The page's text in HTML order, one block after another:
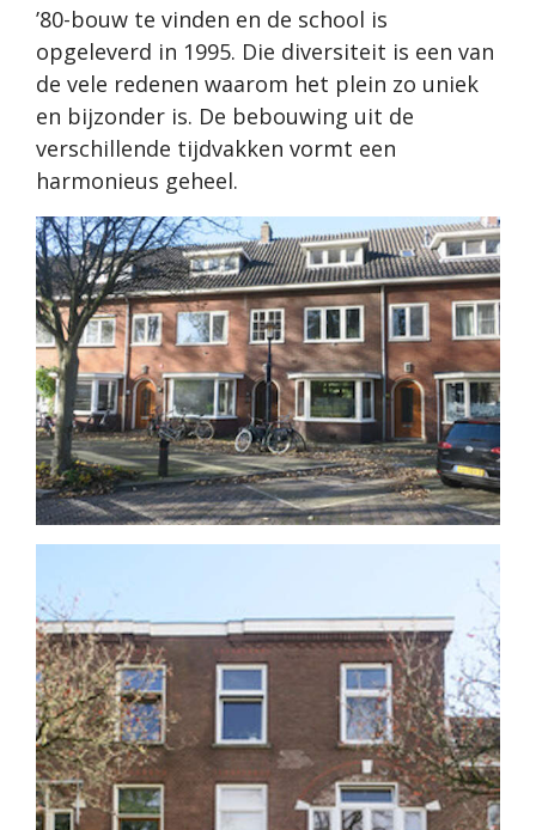
’80-bouw te vinden en de school is
opgeleverd in 1995. Die diversiteit is een van
de vele redenen waarom het plein zo uniek
en bijzonder is. De bebouwing uit de
verschillende tijdvakken vormt een
harmonieus geheel.